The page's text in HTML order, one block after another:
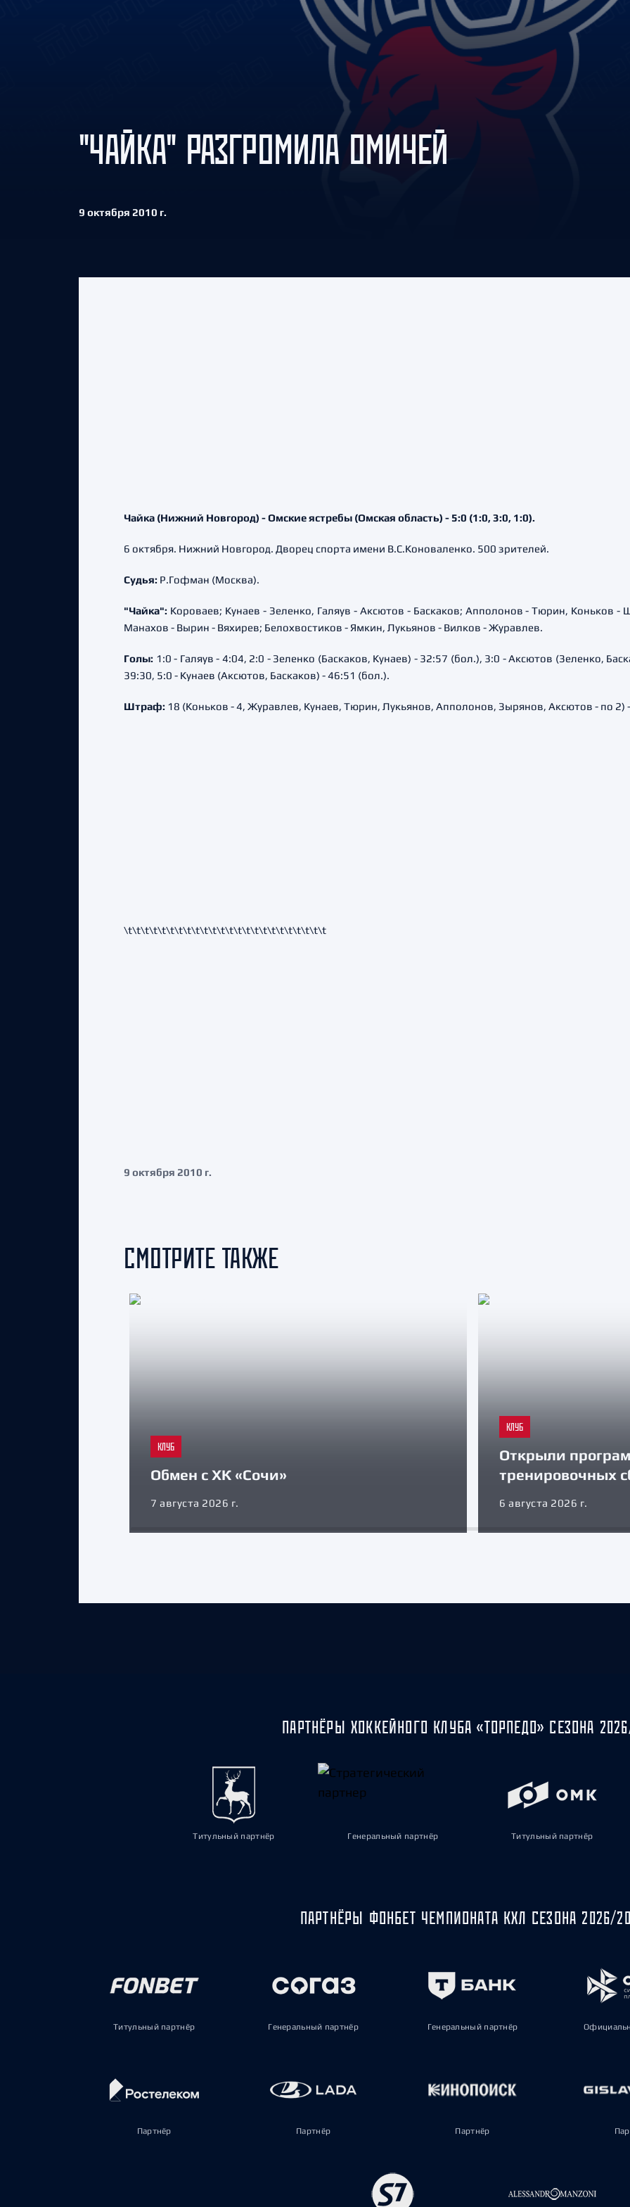
Амур
Барыс
Салават Юлаев
Сибирь
"ЧАЙКА" РАЗГРОМИЛА ОМИЧЕЙ
9 октября 2010 г.
Чайка (Нижний Новгород) - Омские ястребы (Омская область) - 5:0 (1:0, 3:0, 1:0).
6 октября. Нижний Новгород. Дворец спорта имени В.С.Коноваленко. 500 зрителей.
Судья: Р.Гофман (Москва).
"Чайка": Короваев; Кунаев - Зеленко, Галяув - Аксютов - Баскаков; Апполонов - Тюрин, Коньков
Манахов - Вырин - Вяхирев; Белохвостиков - Ямкин, Лукьянов - Вилков - Журавлев.
Голы: 1:0 - Галяув - 4:04, 2:0 - Зеленко (Баскаков, Кунаев) - 32:57 (бол.), 3:0 - Аксютов (Зеленко,
39:30, 5:0 - Кунаев (Аксютов, Баскаков) - 46:51 (бол.).
Штраф: 18 (Коньков - 4, Журавлев, Кунаев, Тюрин, Лукьянов, Апполонов, Зырянов, Аксютов - по 2)
\t\t\t\t\t\t\t\t\t\t\t\t\t\t\t\t\t\t\t\t\t\t\t\t
9 октября 2010 г.
СМОТРИТЕ ТАКЖЕ
КЛУБ
Обмен с ХК «Сочи»
7 августа 2026 г.
КЛУБ
Открыли
тренировочных
6 августа 2026 г.
ПАРТНЁРЫ ХОККЕЙНОГО КЛУБА «ТОРПЕДО» СЕЗОНА
Титульный партнёр Генеральный партнёр Титульный партнёр
ПАРТНЁРЫ ФОНБЕТ ЧЕМПИОНАТА КХЛ СЕЗОНА 2026/
Титульный партнёр Генеральный партнёр Генеральный партнёр
Партнёр Партнёр Партнёр